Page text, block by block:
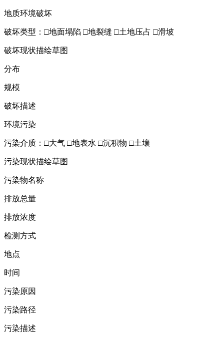
地质环境破坏
破坏类型：□地面塌陷 □地裂缝 □土地压占 □滑坡
破坏现状描绘草图
分布
规模
破坏描述
环境污染
污染介质：□大气 □地表水 □沉积物 □土壤
污染现状描绘草图
污染物名称
排放总量
排放浓度
检测方式
地点
时间
污染原因
污染路径
污染描述